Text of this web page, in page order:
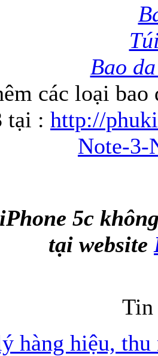
Bao
các loại
tại : http://
Note-3-
5c
tại website
Tin
hàng hiệu,